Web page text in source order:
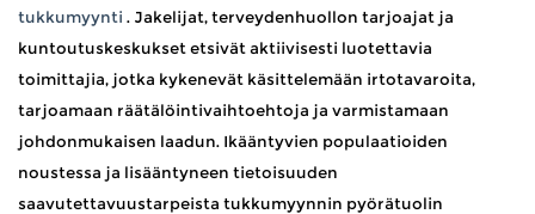
tukkumyynti . Jakelijat, terveydenhuollon tarjoajat ja
kuntoutuskeskukset etsivät aktiivisesti luotettavia
toimittajia, jotka kykenevät käsittelemään irtotavaroita,
tarjoamaan räätälöintivaihtoehtoja ja varmistamaan
johdonmukaisen laadun. Ikääntyvien populaatioiden
noustessa ja lisääntyneen tietoisuuden
saavutettavuustarpeista tukkumyynnin pyörätuolin